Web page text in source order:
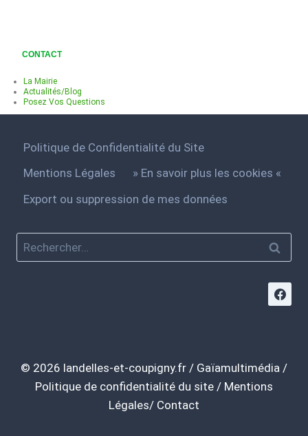
CONTACT
La Mairie
Actualités/Blog
Posez Vos Questions
Politique de Confidentialité du Site
Mentions Légales
» En savoir plus les cookies «
Export ou suppression de mes données
© 2026 landelles-et-coupigny.fr / Gaïamultimédia /
Politique de confidentialité du site / Mentions
Légales/ Contact